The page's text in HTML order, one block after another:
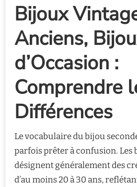
Bijoux
Anciens,
d’Occasion :
Comprendre
Différences
Le vocabulaire du bijou
parfois prêter à confusion. Les
désignent généralement des
d’au moins 20 à 30 ans,